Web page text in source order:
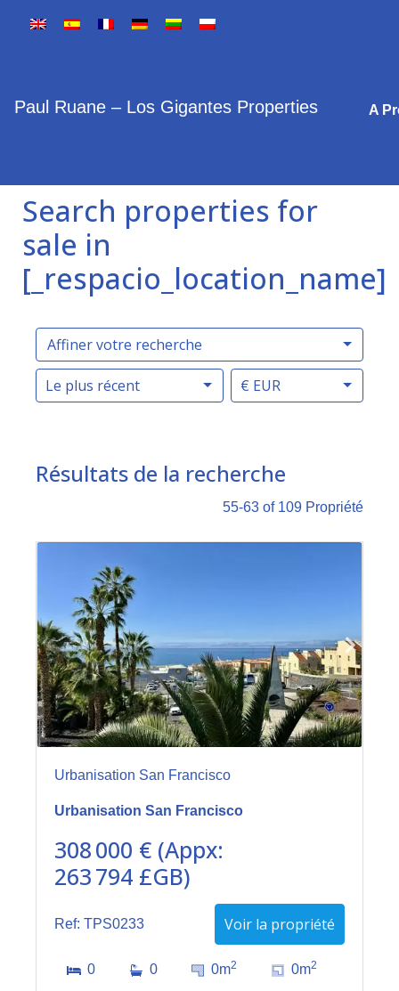
Paul Ruane – Los Gigantes Properties A
Search properties for
sale in
[_respacio_location_name]
Affiner votre recherche
Le plus récent € EUR
Résultats de la recherche
55-63 of 109 Propriété
Urbanisation San Francisco
Urbanisation San Francisco
308 000 € (Appx:
263 794 £GB)
Ref: TPS0233 Voir la propriété
0 0 0m2 0m2